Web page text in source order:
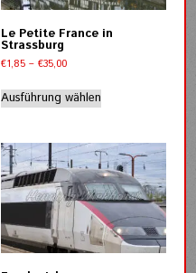
Le Petite France in
Strassburg
€1,85 – €35,00Preisspanne:
bis
€35,00
Ausführung wählen
Dieses
Produkt
mehrere
Varianten
auf.
Die
Optionen
können
auf